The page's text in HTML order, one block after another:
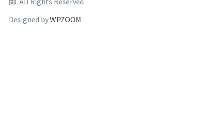
Designed byWPZOOM